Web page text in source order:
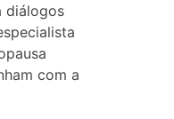
diálogos
com a